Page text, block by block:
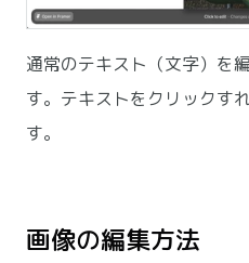
通常のテキスト（文字）を
す。テキストをクリックす
す。
画像の編集方法